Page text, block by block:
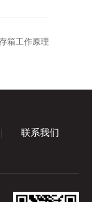
箱工作原理
联系我们